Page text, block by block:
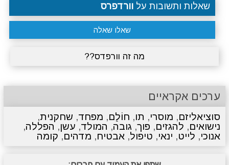
שאלות ותשובות על וורדפרס
שאלו שאלה
מה זה וורפדס??
ערכים אקראיים
סוציאליזם, מוסרי, תו, חוֹלֵם, מפחד, שחקנית,
נישואים, להגזים, פוך, גובה, המולד, עשן, הפללה,
אנוכי, לייט, ינאי, טיפול, אבטיח, מדהים, קומה